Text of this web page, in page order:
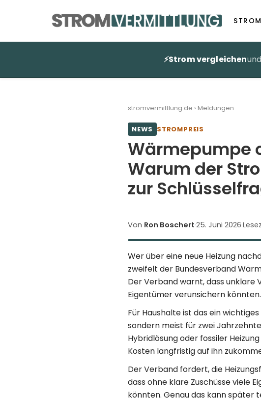
STROM
⚡Strom vergleichen
stromvermittlung.de › Meldungen
NEWS STROMPREIS
Wärmepumpe
Warum der
zur
Von Ron Boschert·25. Juni 2026·
Wer über eine neue Heizung
zweifelt der Bundesverband
Der Verband warnt, dass unklare
Eigentümer verunsichern könnten.
Für Haushalte ist das ein
sondern meist für zwei
Hybridlösung oder fossiler
Kosten langfristig auf ihn
Der Verband fordert, die
dass ohne klare Zuschüsse viele
könnten. Genau das kann später